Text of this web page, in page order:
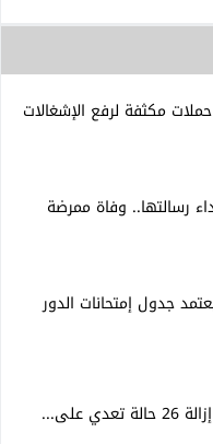
مكثفة لرفع الإشغالات
رسالتها.. وفاة ممرضة
جدول إمتحانات الدور
على...